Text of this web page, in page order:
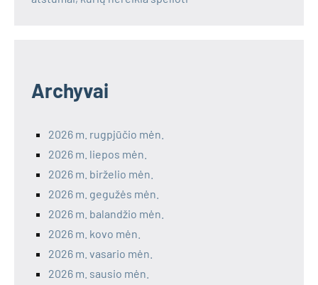
Archyvai
2026 m. rugpjūčio mėn.
2026 m. liepos mėn.
2026 m. birželio mėn.
2026 m. gegužės mėn.
2026 m. balandžio mėn.
2026 m. kovo mėn.
2026 m. vasario mėn.
2026 m. sausio mėn.